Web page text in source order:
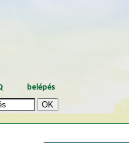
belépés